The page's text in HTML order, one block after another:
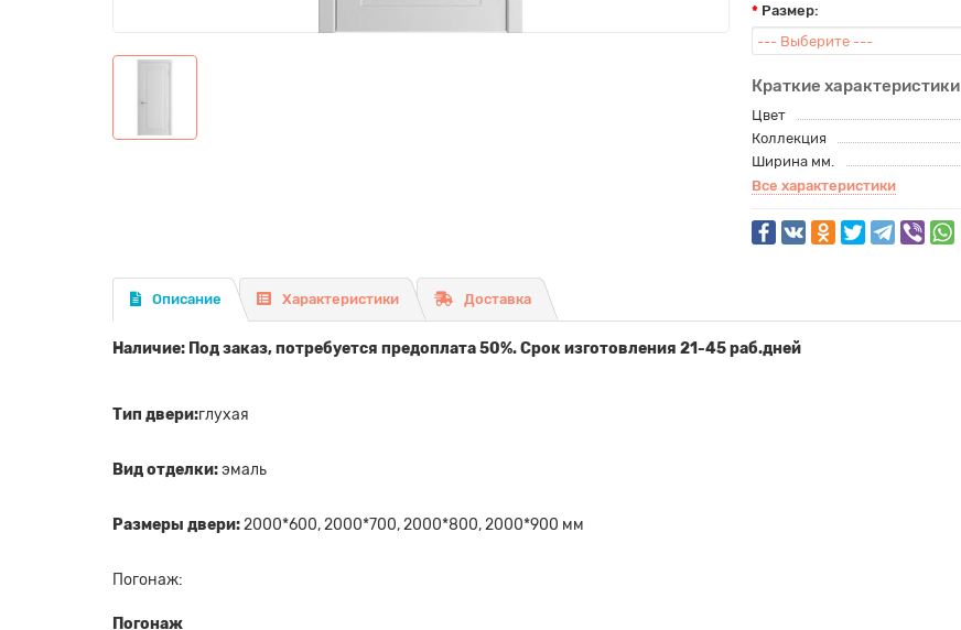
Размер:
Краткие характеристики
Цвет
Коллекция
Ширина мм.
Все характеристики
Описание Характеристики Доставка
Наличие: Под заказ, потребуется предоплата 50%. Срок изготовления 21-45 раб.дней
Тип двери:глухая
Вид отделки:эмаль
Размеры двери:2000*600, 2000*700, 2000*800, 2000*900 мм
Погонаж:
Погонаж